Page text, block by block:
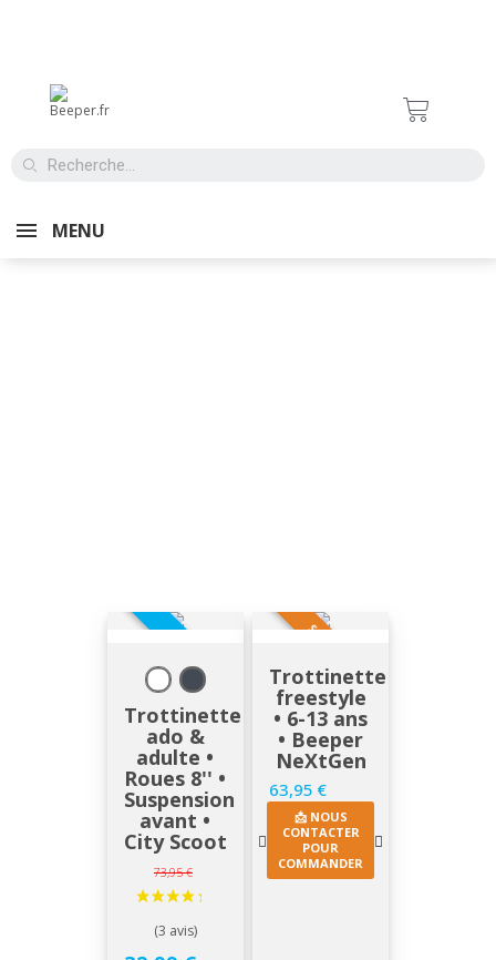
MENU
EN STOCK
Trottinette
ado &
adulte •
Roues 8'' •
Suspension
avant •
City Scoot
Prix de base
73,95 €
SUR DEMANDE
Trottinette
freestyle
• 6-13 ans
• Beeper
NeXtGen
Prix
63,95 €
📩 NOUS
CONTACTER
POUR
COMMANDER